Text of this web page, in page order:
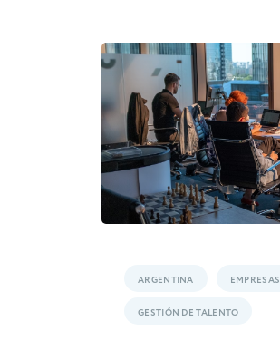
ARGENTINA EMPRESAS
GESTIÓN DE TALENTO